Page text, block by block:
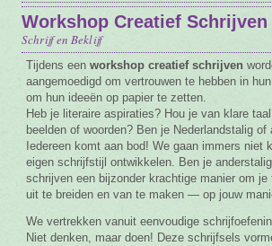
Vacature
Contact
Workshop Creatief Schrijven
Schrijf en Beklijf
Tijdens een workshop creatief schrijven
aangemoedigd om vertrouwen te hebben in
om hun ideeën op papier te zetten.
Heb je literaire aspiraties? Hou je van klare
beelden of woorden? Ben je Nederlandstalig of
Iedereen komt aan bod! We gaan immers niet
eigen schrijfstijl ontwikkelen. Ben je
schrijven een bijzonder krachtige manier om je
uit te breiden en van te maken — op jouw
We vertrekken vanuit eenvoudige
Niet denken, maar doen! Deze schrijfsels